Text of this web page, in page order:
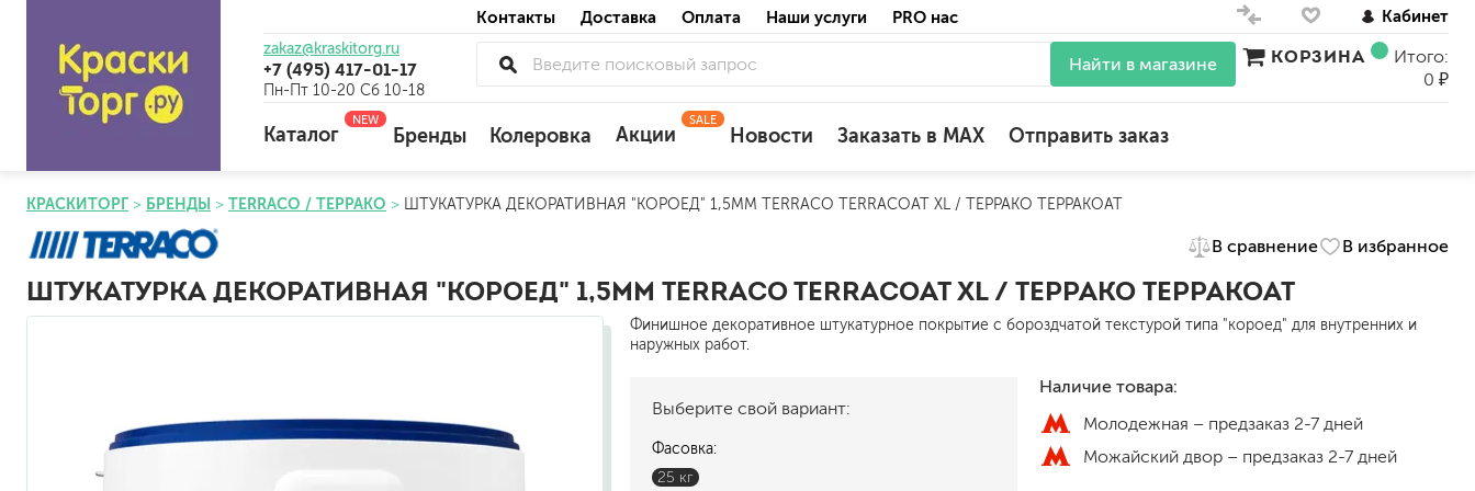
Контакты Доставка Оплата Наши услуги PRO нас Кабинет
zakaz@kraskitorg.ru
+7 (495) 417-01-17
Пн-Пт 10-20 Сб 10-18
Найти в магазине КОРЗИНА
Итого:
0 ₽
Каталог
NEW
универсальные
по штукатурке
по бетону
для обоев
влагостойкие
для кухонь и ванных комнат
универсальные
силиконовые универсальные, нейтральные
мокрый шелк
Бренды Колеровка Акции
SALE
Новости Заказать в MAX Отправить заказ
КРАСКИТОРГ БРЕНДЫ TERRACO / ТЕРРАКО ШТУКАТУРКА ДЕКОРАТИВНАЯ "КОРОЕД" 1,5ММ TERRACO TERRACOAT XL / ТЕРРАКО ТЕРРАКОАТ
В сравнение В избранное
ШТУКАТУРКА ДЕКОРАТИВНАЯ "КОРОЕД" 1,5ММ TERRACO TERRACOAT XL / ТЕРРАКО ТЕРРАКОАТ
Финишное декоративное штукатурное покрытие с бороздчатой текстурой типа "короед" для внутренних и
наружных работ.
Выберите свой вариант:
Фасовка:
25 кг
Наличие товара:
Молодежная – предзаказ 2-7 дней
Можайский двор – предзаказ 2-7 дней